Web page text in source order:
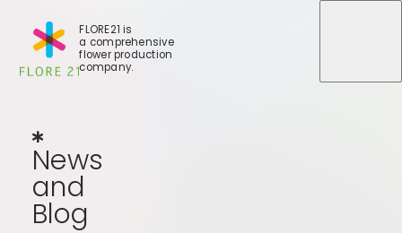
FLORE21 is
a comprehensive
flower production
company.
News
News
and
and
Blog
Blog